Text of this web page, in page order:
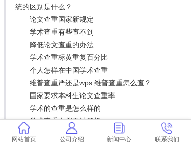
统的区别是什么？
论文查重国家新规定
学术查重有些查不到
降低论文查重的办法
学术查重标黄重复百分比
个人怎样在中国学术查重
维普查重严还是wps 维普查重怎么查？
国家要求本科生论文查重率
学术的查重是怎么样的
学术查重文档无法解析
论文查重率的英文简称
网站首页 公司介绍 新闻中心 联系我们